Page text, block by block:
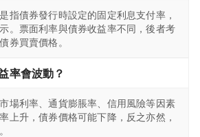
指債券發行時設定的固定利息支付率，
。票面利率與債券收益率不同，後者考
券買賣價格。
率會波動？
場利率、通貨膨脹率、信用風險等因素
上升，債券價格可能下降，反之亦然，